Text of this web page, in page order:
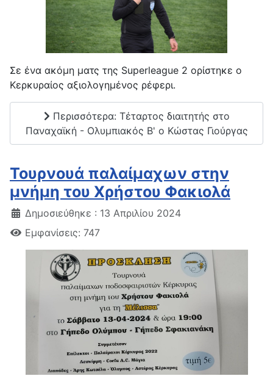
Σε ένα ακόμη ματς της Superleague 2 ορίστηκε ο
Κερκυραίος αξιολογημένος ρέφερι.
Περισσότερα: Τέταρτος διαιτητής στο
Παναχαϊκή - Ολυμπιακός Β' ο Κώστας Γιούργας
Τουρνουά παλαίμαχων στην
μνήμη του Χρήστου Φακιολά
Δημοσιεύθηκε : 13 Απριλίου 2024
Εμφανίσεις: 747